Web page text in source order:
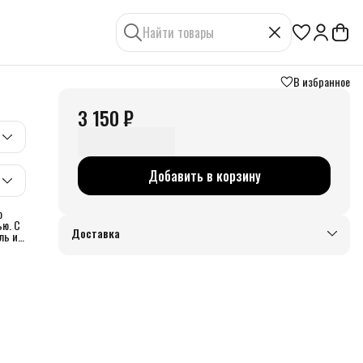
C
и
В избранное
3 150 ₽
Добавить в корзину
Доставка